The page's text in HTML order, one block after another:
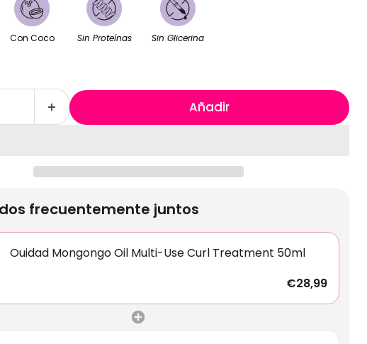
Con Coco Sin Proteínas Sin Glicerina
Añadir
frecuentemente juntos
Ouidad Mongongo Oil Multi-Use Curl Treatment 50ml
€28,99